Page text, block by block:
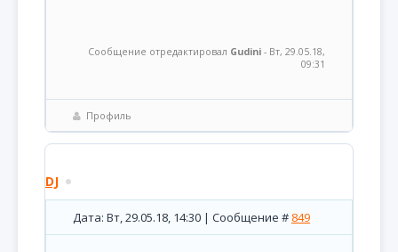
Сообщение отредактировал Gudini - Вт, 29.05.18,
09:31
Профиль
DJ
Дата: Вт, 29.05.18, 14:30 | Сообщение # 849